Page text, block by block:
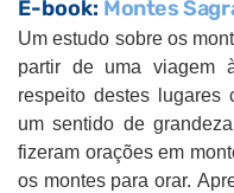
E-book: Montes
Um estudo sobre os
partir de uma viagem
respeito destes lugares
um sentido de
fizeram orações em
os montes para orar.